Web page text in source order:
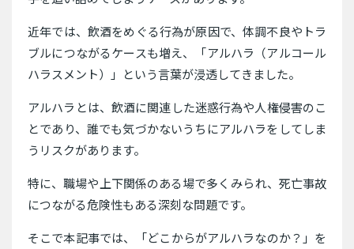
近年では、飲酒をめぐる行為が原因で、体調不良やトラ
ブルにつながるケースも増え、「アルハラ（アルコール
ハラスメント）」という言葉が浸透してきました。
アルハラとは、飲酒に関連した迷惑行為や人権侵害のこ
とであり、誰でも気づかないうちにアルハラをしてしま
うリスクがあります。
特に、職場や上下関係のある場で多くみられ、死亡事故
につながる危険性もある深刻な問題です。
そこで本記事では、「どこからがアルハラなのか？」を